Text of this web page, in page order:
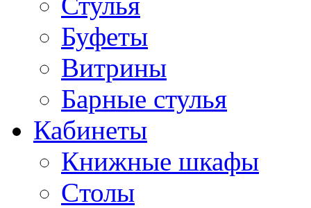
Буфеты
Витрины
Барные стулья
Кабинеты
Книжные шкафы
Cтолы